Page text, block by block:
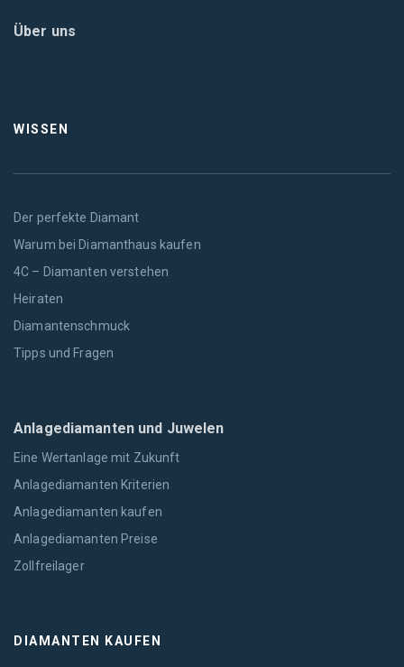
Über uns
WISSEN
Der perfekte Diamant
Warum bei Diamanthaus kaufen
4C – Diamanten verstehen
Heiraten
Diamantenschmuck
Tipps und Fragen
Anlagediamanten und Juwelen
Eine Wertanlage mit Zukunft
Anlagediamanten Kriterien
Anlagediamanten kaufen
Anlagediamanten Preise
Zollfreilager
DIAMANTEN KAUFEN